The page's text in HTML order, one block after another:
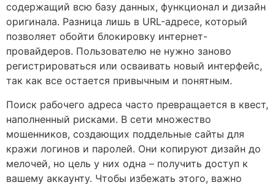
содержащий всю базу данных, функционал и дизайн
оригинала. Разница лишь в URL-адресе, который
позволяет обойти блокировку интернет-
провайдеров. Пользователю не нужно заново
регистрироваться или осваивать новый интерфейс,
так как все остается привычным и понятным.
Поиск рабочего адреса часто превращается в квест,
наполненный рисками. В сети множество
мошенников, создающих поддельные сайты для
кражи логинов и паролей. Они копируют дизайн до
мелочей, но цель у них одна – получить доступ к
вашему аккаунту. Чтобы избежать этого, важно